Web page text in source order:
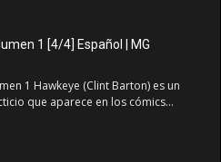
1 [4/4] Español | MG
1 Hawkeye (Clint Barton) es un
que aparece en los cómics...